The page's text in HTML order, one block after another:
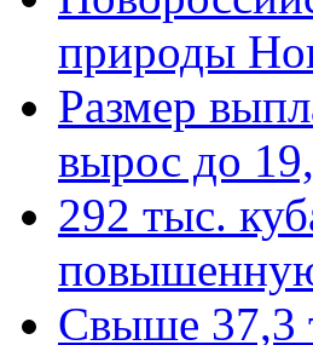
природы
Размер
вырос до
292 тыс.
Свыше 37,3